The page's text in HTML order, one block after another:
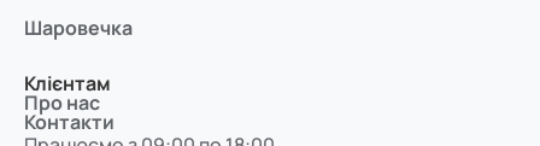
Шаровечка
Клієнтам
Про нас
Контакти